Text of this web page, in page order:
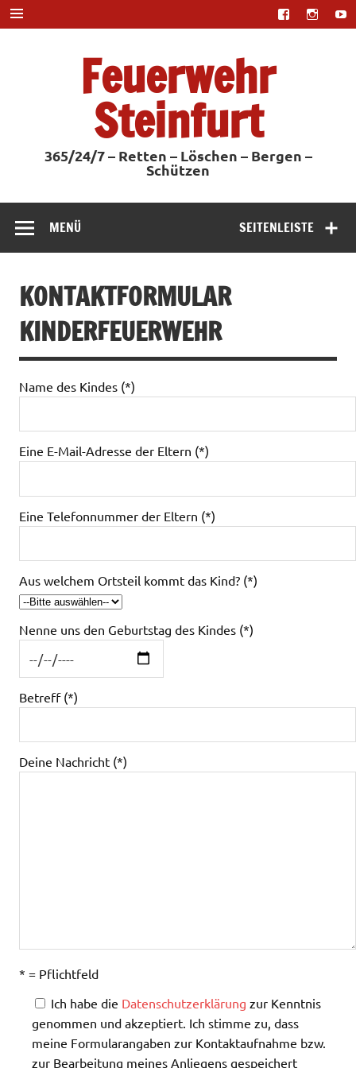
Zum
Inhalt
springen
Feuerwehr
Steinfurt
365/24/7 – Retten – Löschen – Bergen –
Schützen
SEITENLEISTE
MENÜ
KONTAKTFORMULAR
KINDERFEUERWEHR
Bitte lasse dieses Feld leer.
Bitte lasse dieses Feld leer.
Bitte lasse dieses Feld leer.
Name des Kindes (*)
Eine E-Mail-Adresse der Eltern (*)
Eine Telefonnummer der Eltern (*)
Aus welchem Ortsteil kommt das Kind? (*)
Nenne uns den Geburtstag des Kindes (*)
Betreff (*)
Deine Nachricht (*)
* = Pflichtfeld
Ich habe die Datenschutzerklärung zur Kenntnis
genommen und akzeptiert. Ich stimme zu, dass
meine Formularangaben zur Kontaktaufnahme bzw.
zur Bearbeitung meines Anliegens gespeichert